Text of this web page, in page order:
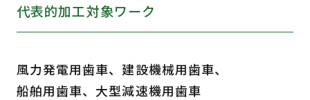
代表的加工対象ワーク
風力発電用歯車、建設機械用歯車、
船舶用歯車、大型減速機用歯車